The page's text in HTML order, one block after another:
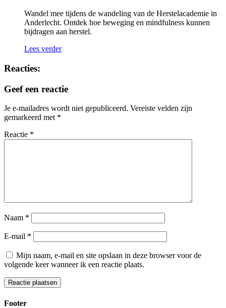
Wandel mee tijdens de wandeling van de Herstelacademie in
Anderlecht. Ontdek hoe beweging en mindfulness kunnen
bijdragen aan herstel.
Lees verder
Reacties:
Geef een reactie
Je e-mailadres wordt niet gepubliceerd. Vereiste velden zijn
gemarkeerd met *
Reactie *
Naam *
E-mail *
Mijn naam, e-mail en site opslaan in deze browser voor de
volgende keer wanneer ik een reactie plaats.
Footer